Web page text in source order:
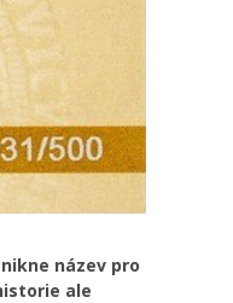
název pro
ale